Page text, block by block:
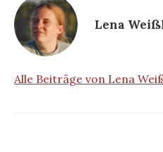
Lena
Alle Beiträge von Lena